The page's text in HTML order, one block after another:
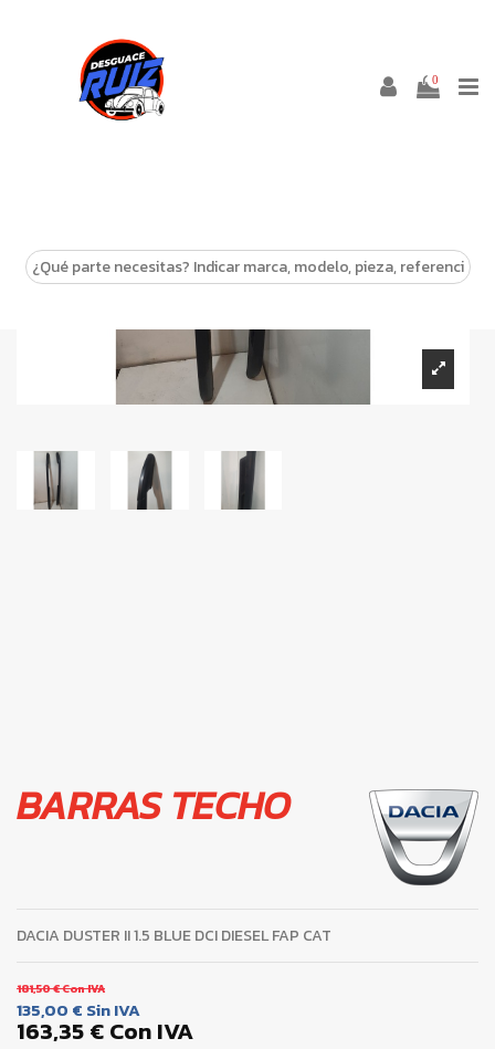
0
BARRAS TECHO
DACIA DUSTER II 1.5 BLUE DCI DIESEL FAP CAT
181,50 €Con IVA
135,00 € Sin IVA
163,35 €Con IVA